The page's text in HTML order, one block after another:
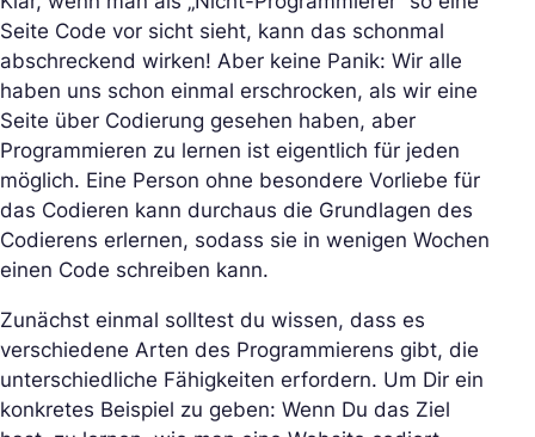
Seite Code vor sicht sieht, kann das schonmal
abschreckend wirken! Aber keine Panik: Wir alle
haben uns schon einmal erschrocken, als wir eine
Seite über Codierung gesehen haben, aber
Programmieren zu lernen ist eigentlich für jeden
möglich. Eine Person ohne besondere Vorliebe für
das Codieren kann durchaus die Grundlagen des
Codierens erlernen, sodass sie in wenigen Wochen
einen Code schreiben kann.
Zunächst einmal solltest du wissen, dass es
verschiedene Arten des Programmierens gibt, die
unterschiedliche Fähigkeiten erfordern. Um Dir ein
konkretes Beispiel zu geben: Wenn Du das Ziel